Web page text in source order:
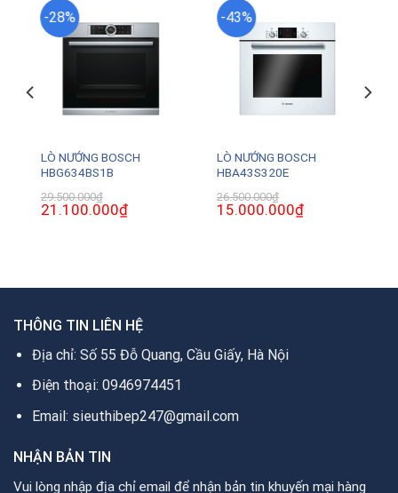
-28%
LÒ NƯỚNG BOSCH
HBG634BS1B
29.500.000₫
Giá
gốc
21.100.000₫Giá
hiện
-43%
LÒ NƯỚNG BOSCH
HBA43S320E
26.500.000₫
Giá
gốc
15.000.000₫Giá
hiện
THÔNG TIN LIÊN HỆ
Địa chỉ: Số 55 Đỗ Quang, Cầu Giấy, Hà Nội
Điện thoại: 0946974451
Email: sieuthibep247@gmail.com
NHẬN BẢN TIN
Vui lòng nhập địa chỉ email để nhận bản tin khuyến mại hàng